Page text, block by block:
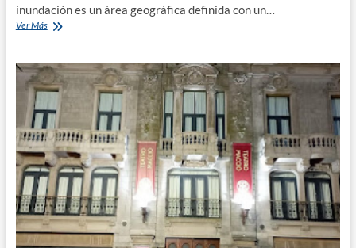
inundación es un área geográfica definida con un…
Ver MásRealojo
en
zonas
inundables